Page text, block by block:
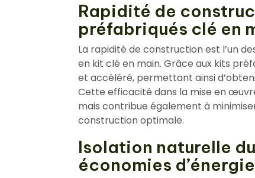
Rapidité de
préfabriqués clé en
La rapidité de construction est l’un
en kit clé en main. Grâce aux kits
et accéléré, permettant ainsi
Cette efficacité dans la mise en
mais contribue également à
construction optimale.
Isolation naturelle
économies